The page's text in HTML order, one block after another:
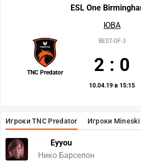
Игроки TNC Predator Игроки Mineski
Eyyou
Нико Барселон
ESL One
ЮВА
TNC Predator
BEST-OF-3
2 : 0
10.04.19 в 15:15